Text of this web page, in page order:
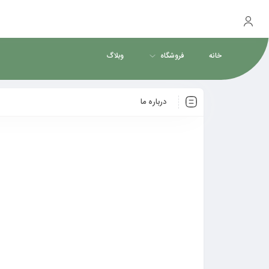
خانه فروشگاه وبلاگ
درباره ما